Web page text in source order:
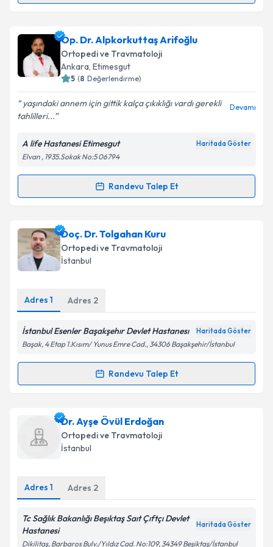
Metni'ni okudum ve kişisel verilerimin belirtilen
Takvim Talebini Gönder
Op. Dr. Elshan Nabiyeviçin randevu takvimi talebi
oluşturun. Size bu uzmandan randevu almanız için bir
takvim hazırlandığında e-posta ile bilgilendireceğiz.
Kişisel verilerimin işlenmesine ilişkin
Aydınlatma
Metni'ni okudum ve kişisel verilerimin belirtilen
kapsamda işlenmesini kabul ediyorum.
Op. Dr. Alpkorkuttaş Arifoğlu
Ortopedi ve Travmatoloji
Ankara, Etimesgut
5 (8 Değerlendirme)
yaşındaki annem için gittik kalça çıkıklığı vardı gerekli
tahlilleri...
Devamı
A life Hastanesi Etimesgut Haritada Göster
Elvan , 1935.Sokak No:5 06794
Randevu Talep Et
Randevu Takvimi Talebi
Op. Dr. Alpkorkuttaş Arifoğluiçin randevu takvimi
talebi oluşturun. Size bu uzmandan randevu almanız
için bir takvim hazırlandığında e-posta ile
bilgilendireceğiz.
Metni'ni okudum ve kişisel verilerimin belirtilen
kapsamda işlenmesini kabul ediyorum.
Takvim Talebini Gönder
Doç. Dr. Tolgahan Kuru
Ortopedi ve Travmatoloji
İstanbul
Adres 1 Adres 2
İstanbul Esenler Başakşehır Devlet Hastanesı Haritada Göster
Başak, 4 Etap 1.Kısım/ Yunus Emre Cad., 34306 Başakşehir/İstanbul
Randevu Talep Et
Randevu Takvimi Talebi
Doç. Dr. Tolgahan Kuruiçin randevu takvimi talebi
oluşturun. Size bu uzmandan randevu almanız için bir
takvim hazırlandığında e-posta ile bilgilendireceğiz.
Kişisel verilerimin işlenmesine ilişkin
Aydınlatma
Metni'ni okudum ve kişisel verilerimin belirtilen
Dr. Ayşe Övül Erdoğan
Ortopedi ve Travmatoloji
İstanbul
Adres 1 Adres 2
Tc Sağlık Bakanlığı Beşıktaş Saıt Çıftçı Devlet
Hastanesi
Haritada Göster
Dikilitaş, Barbaros Bulv./Yıldız Cad. No:109, 34349 Beşiktaş/İstanbul